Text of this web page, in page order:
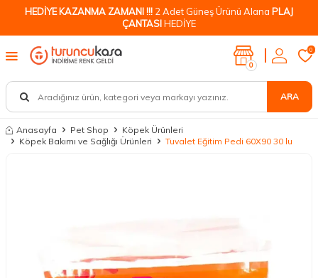
HEDİYE KAZANMA ZAMANI !!! 2 Adet Güneş Ürünü Alana PLAJ
ÇANTASIHEDİYE
ARA
0
0
Anasayfa Pet Shop
Köpek Ürünleri
Köpek Bakımı ve Sağlığı Ürünleri
Tuvalet Eğitim Pedi 60X90 30 lu